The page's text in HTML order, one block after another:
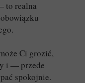
to realna
Ci grozić,
i — przede
spokojnie.